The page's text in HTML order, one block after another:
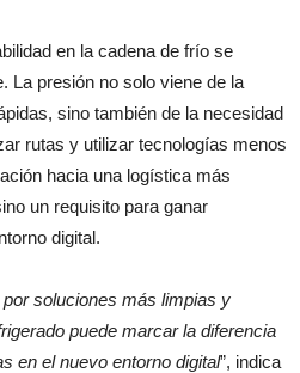
en la cadena de frío se
La presión no solo viene de la
sino también de la necesidad
rutas y utilizar tecnologías menos
hacia una logística más
un requisito para ganar
digital.
soluciones más limpias y
puede marcar la diferencia
en el nuevo entorno digital”, indica